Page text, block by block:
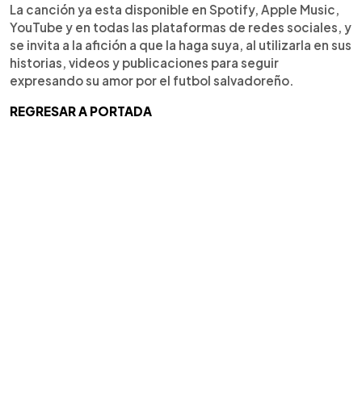
La canción ya esta disponible en Spotify, Apple Music,
YouTube y en todas las plataformas de redes sociales, y
se invita a la afición a que la haga suya, al utilizarla en sus
historias, videos y publicaciones para seguir
expresando su amor por el futbol salvadoreño.
REGRESAR A PORTADA